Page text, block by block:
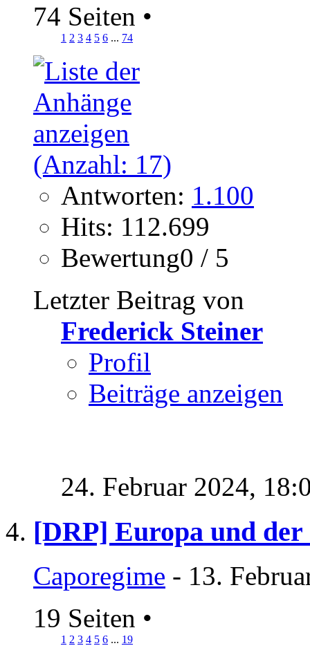
74 Seiten •
1 2 3 4 5 6 ... 74
Antworten: 1.100
Hits: 112.699
Bewertung0 / 5
Letzter Beitrag von
Frederick Steiner
Profil
Beiträge anzeigen
24. Februar 2024,
[DRP] Europa und
Caporegime - 13.
19 Seiten •
1 2 3 4 5 6 ... 19